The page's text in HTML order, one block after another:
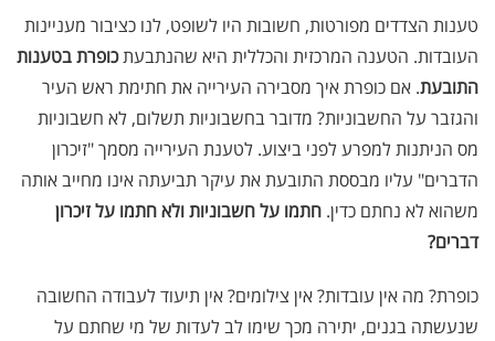
טענות הצדדים מפורטות, חשובות היו לשופט, לנו כציבור מעניינות
העובדות. הטענה המרכזית והכללית היא שהנתבעתכופרת בטענות
התובעת. אם כופרת איך מסבירה העירייה את חתימת ראש העיר
והגזבר על החשבוניות? מדובר בחשבוניות תשלום, לא חשבוניות
מס הניתנות למפרע לפני ביצוע. לטענת העירייה מסמך "זיכרון
הדברים" עליו מבססת התובעת את עיקר תביעתה אינו מחייב אותה
משהוא לא נחתם כדין. חתמו על חשבוניות ולא חתמו על זיכרון
דברים?
כופרת? מה אין עובדות? אין צילומים? אין תיעוד לעבודה החשובה
שנעשתה בגנים, יתירה מכך שימו לב לעדות של מי שחתם על